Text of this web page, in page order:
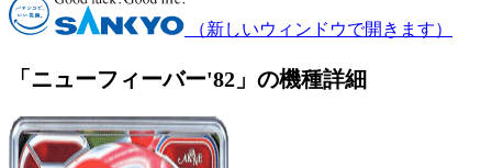
（新しいウィンドウで開きます）
「ニューフィーバー'82」の機種詳細